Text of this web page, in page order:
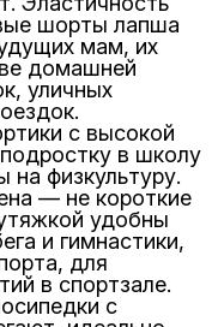
шорты лапша
мам, их
домашней
уличных
с высокой
в школу
на физкультуру.
— не короткие
удобны
и гимнастики,
для
в спортзале.
с